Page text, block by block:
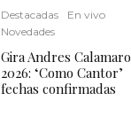
Destacadas
En vivo
Novedades
Gira Andres Calamaro
2026: ‘Como Cantor’
fechas confirmadas